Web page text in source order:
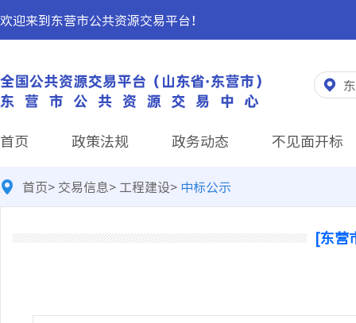
欢迎来到东营市公共资源交易平台！
首页 政策法规 政务动态 不见面开标
首页> 交易信息> 工程建设> 中标公示
[东营